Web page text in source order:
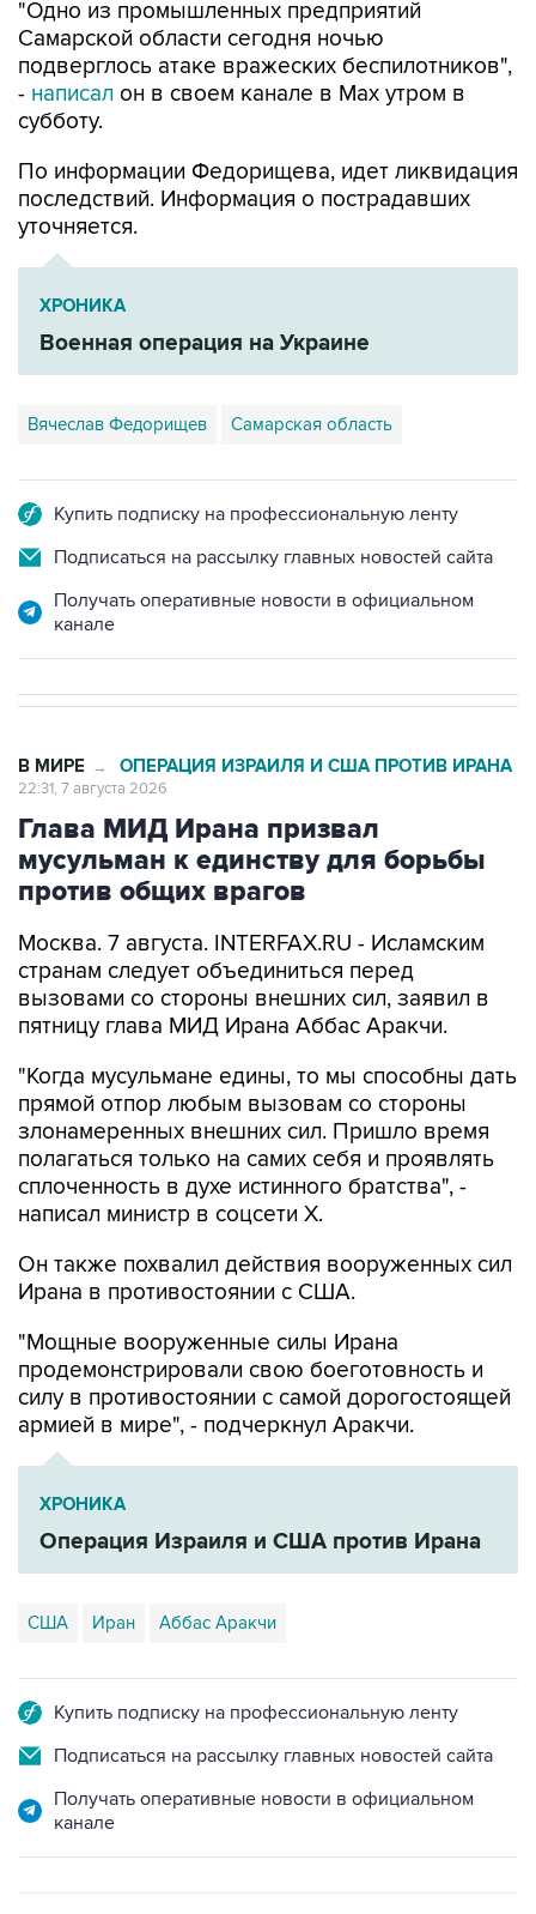
"Одно из промышленных предприятий
Самарской области сегодня ночью
подверглось атаке вражеских беспилотников",
- написал он в своем канале в Max утром в
субботу.
По информации Федорищева, идет ликвидация
последствий. Информация о пострадавших
уточняется.
ХРОНИКА
Военная операция на Украине
Вячеслав Федорищев Самарская область
Купить подписку на профессиональную ленту
Подписаться на рассылку главных новостей сайта
Получать оперативные новости в официальном
канале
В МИРЕ → ОПЕРАЦИЯ ИЗРАИЛЯ И США ПРОТИВ ИРАНА
22:31, 7 августа 2026
Глава МИД Ирана призвал
мусульман к единству для борьбы
против общих врагов
Москва. 7 августа. INTERFAX.RU - Исламским
странам следует объединиться перед
вызовами со стороны внешних сил, заявил в
пятницу глава МИД Ирана Аббас Аракчи.
"Когда мусульмане едины, то мы способны дать
прямой отпор любым вызовам со стороны
злонамеренных внешних сил. Пришло время
полагаться только на самих себя и проявлять
сплоченность в духе истинного братства", -
написал министр в соцсети Х.
Он также похвалил действия вооруженных сил
Ирана в противостоянии с США.
"Мощные вооруженные силы Ирана
продемонстрировали свою боеготовность и
силу в противостоянии с самой дорогостоящей
армией в мире", - подчеркнул Аракчи.
ХРОНИКА
Операция Израиля и США против Ирана
США Иран Аббас Аракчи
Купить подписку на профессиональную ленту
Подписаться на рассылку главных новостей сайта
Получать оперативные новости в официальном
канале